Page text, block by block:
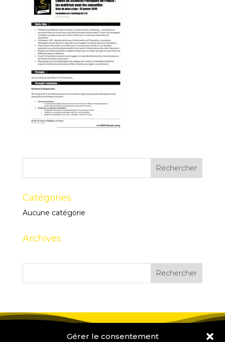
Gérer le consentement
Catégories
Aucune catégorie
Archives